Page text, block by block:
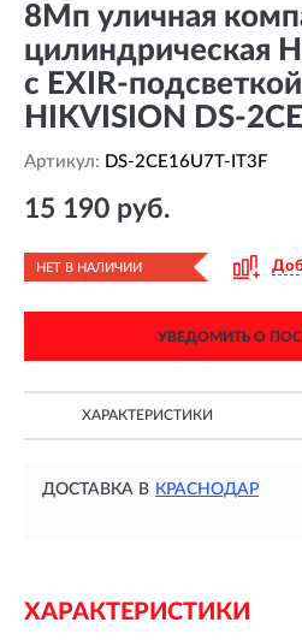
8Мп уличная
цилиндрическая
с EXIR-
HIKVISION DS-
Артикул: DS-2CE16U7T-IT3F
15 190 руб.
НЕТ В НАЛИЧИИ
УВЕДОМИТЬ О
ХАРАКТЕРИСТИКИ
ДОСТАВКА В КРАСНОДАР
ХАРАКТЕРИСТИКИ